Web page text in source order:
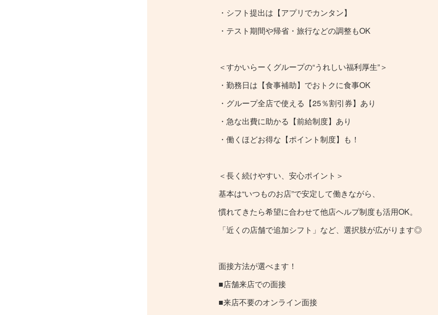
・シフト提出は【アプリでカンタン】
・テスト期間や帰省・旅行などの調整もOK
＜すかいらーくグループの“うれしい福利厚生”＞
・勤務日は【食事補助】でおトクに食事OK
・グループ全店で使える【25％割引券】あり
・急な出費に助かる【前給制度】あり
・働くほどお得な【ポイント制度】も！
＜長く続けやすい、安心ポイント＞
基本は“いつものお店”で安定して働きながら、
慣れてきたら希望に合わせて他店ヘルプ制度も活用OK。
「近くの店舗で追加シフト」など、選択肢が広がります◎
面接方法が選べます！
■店舗来店での面接
■来店不要のオンライン面接